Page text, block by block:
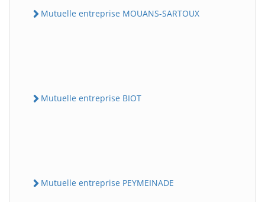
Mutuelle entreprise MOUANS-SARTOUX
Mutuelle entreprise BIOT
Mutuelle entreprise PEYMEINADE